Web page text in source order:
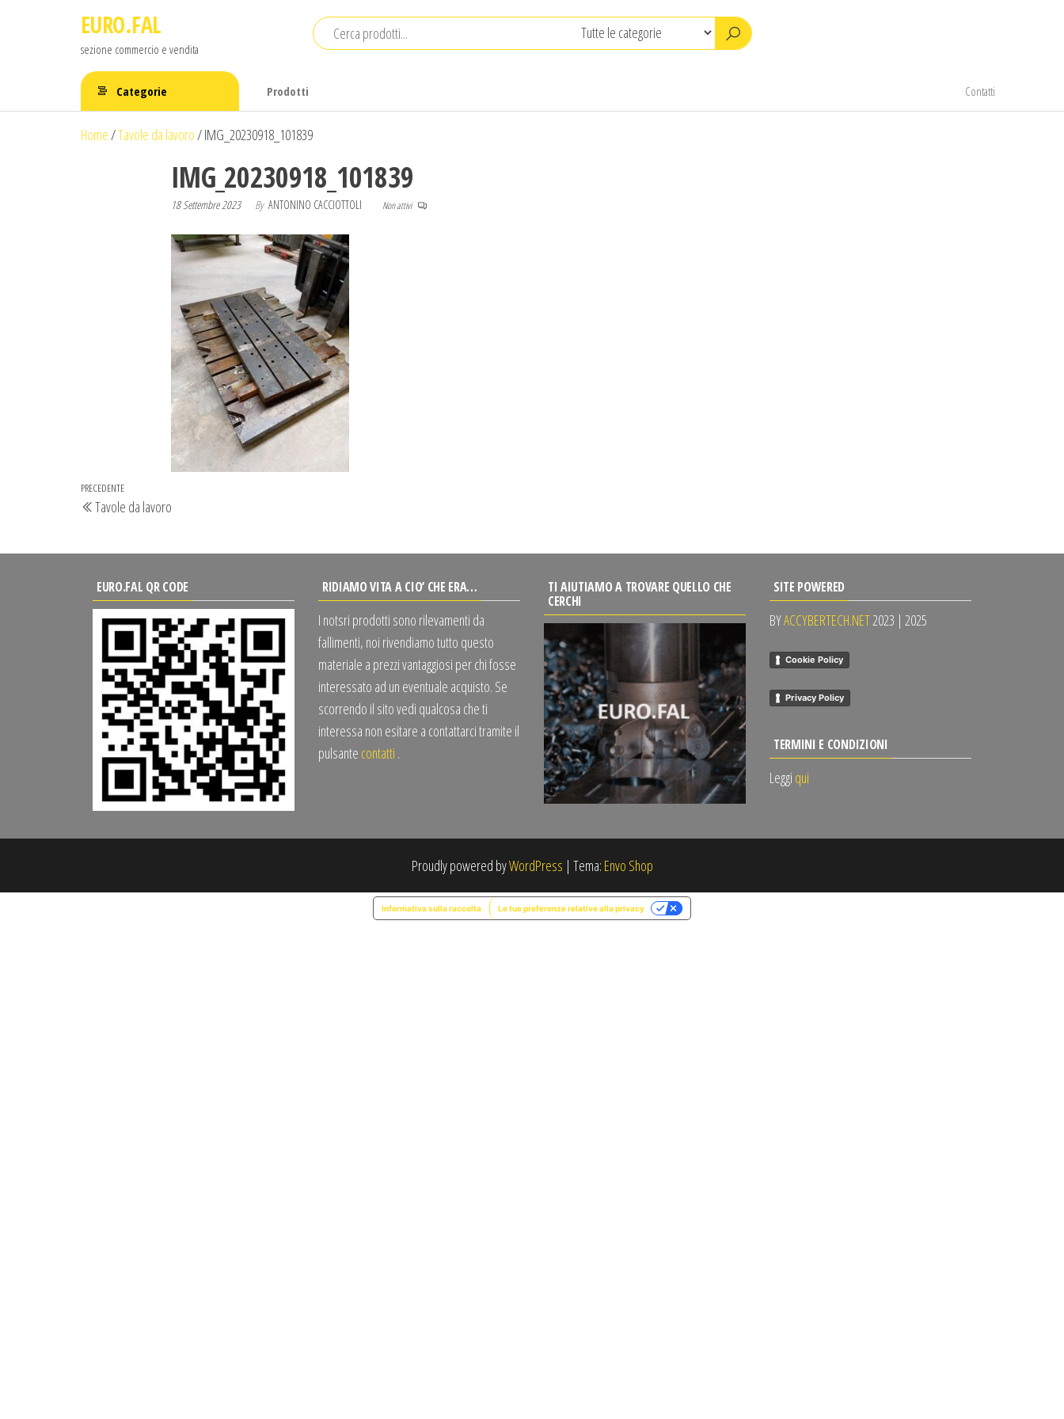
EURO.FAL
sezione commercio e vendita
Categorie Prodotti Contatti
Home/Tavole da lavoro/IMG_20230918_101839
IMG_20230918_101839
18 Settembre 2023 By ANTONINO CACCIOTTOLI Non attivi
Navigazione
articoli
Articolo
precedente
PRECEDENTE
Tavole da lavoro
EURO.FAL QR CODE RIDIAMO VITA A CIO’ CHE ERA…
I notsri prodotti sono rilevamenti da
fallimenti, noi rivendiamo tutto questo
materiale a prezzi vantaggiosi per chi fosse
interessato ad un eventuale acquisto. Se
scorrendo il sito vedi qualcosa che ti
interessa non esitare a contattarci tramite il
pulsante contatti .
TI AIUTIAMO A TROVARE QUELLO CHE
CERCHI
SITE POWERED
BYACCYBERTECH.NET2023 | 2025
Cookie Policy
Privacy Policy
TERMINI E CONDIZIONI
Leggi qui
Proudly powered byWordPress | Tema: Envo Shop
Informativa sulla raccolta Le tue preferenze relative alla privacy